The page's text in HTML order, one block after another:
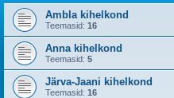
Ambla kihelkond
Teemasid: 16
Anna kihelkond
Teemasid: 5
Järva-Jaani kihelkond
Teemasid: 16